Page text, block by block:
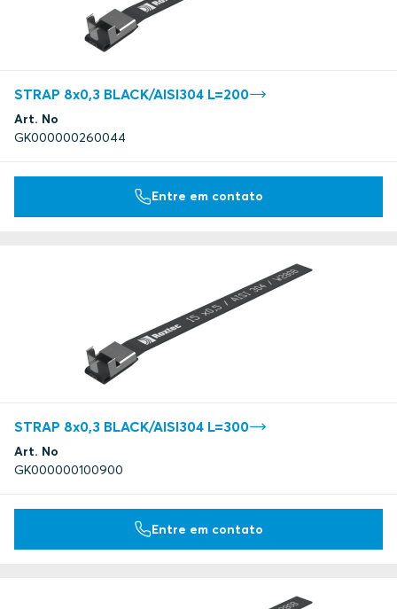
STRAP 8x0,3 BLACK/AISI304 L=200
Art. No
GK000000260044
Entre em contato
STRAP 8x0,3 BLACK/AISI304 L=300
Art. No
GK000000100900
Entre em contato